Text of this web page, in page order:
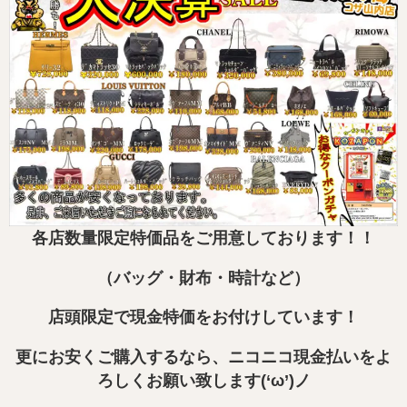
各店数量限定特価品をご用意しております！！
（バッグ・財布・時計など）
店頭限定で現金特価をお付けしています！
更にお安くご購入するなら、ニコニコ現金払いをよ
ろしくお願い致します(‘ω’)ノ